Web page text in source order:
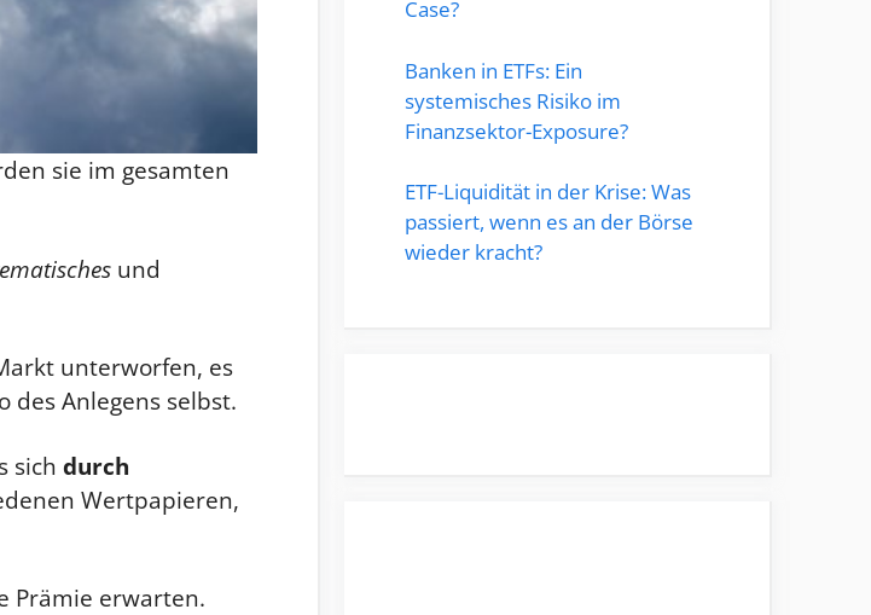
sie im gesamten
und
unterworfen, es
des Anlegens selbst.
sich durch
Wertpapieren,
Prämie erwarten.
Case?
Banken in ETFs: Ein
systemisches Risiko im
Finanzsektor-Exposure?
ETF-Liquidität in der Krise: Was
passiert, wenn es an der Börse
wieder kracht?